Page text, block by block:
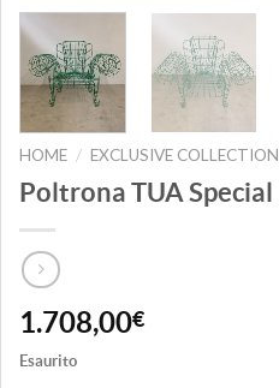
HOME / EXCLUSIVE COLLECTION
Poltrona TUA Special
1.708,00€
Esaurito